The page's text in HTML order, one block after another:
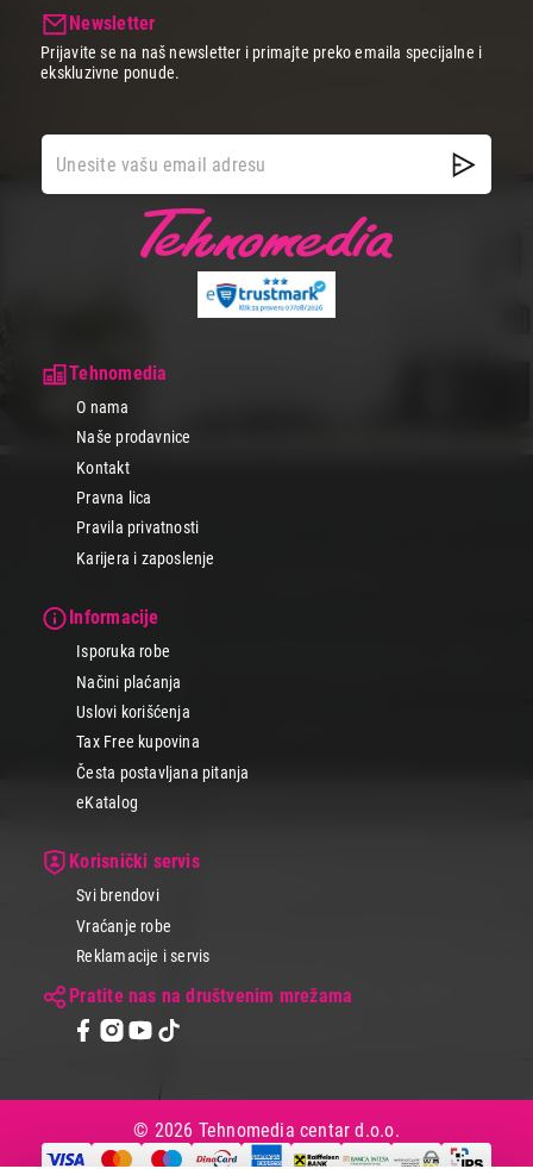
Tehnomedia
O nama
Naše prodavnice
Kontakt
Pravna lica
Pravila privatnosti
Karijera i zaposlenje
Informacije
Isporuka robe
Načini plaćanja
Uslovi korišćenja
Tax Free kupovina
Česta postavljana pitanja
eKatalog
Korisnički servis
Svi brendovi
Vraćanje robe
Reklamacije i servis
Pratite nas na društvenim mrežama
Newsletter
Prijavite se na naš newsletter i primajte preko emaila specijalne i
ekskluzivne ponude.
© 2026 Tehnomedia centar d.o.o.